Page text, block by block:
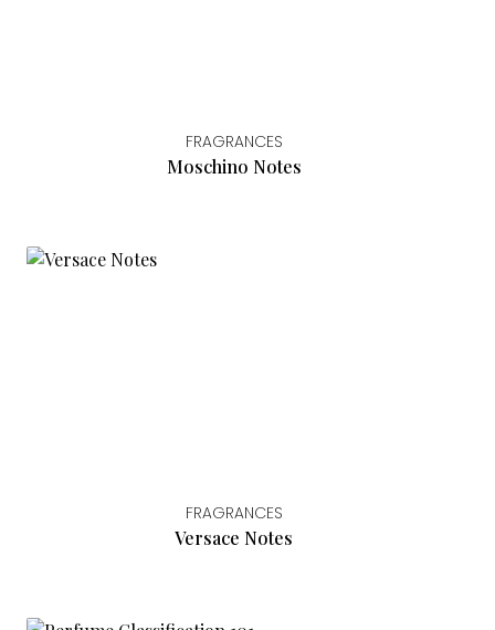
FRAGRANCES
Moschino Notes
FRAGRANCES
Versace Notes